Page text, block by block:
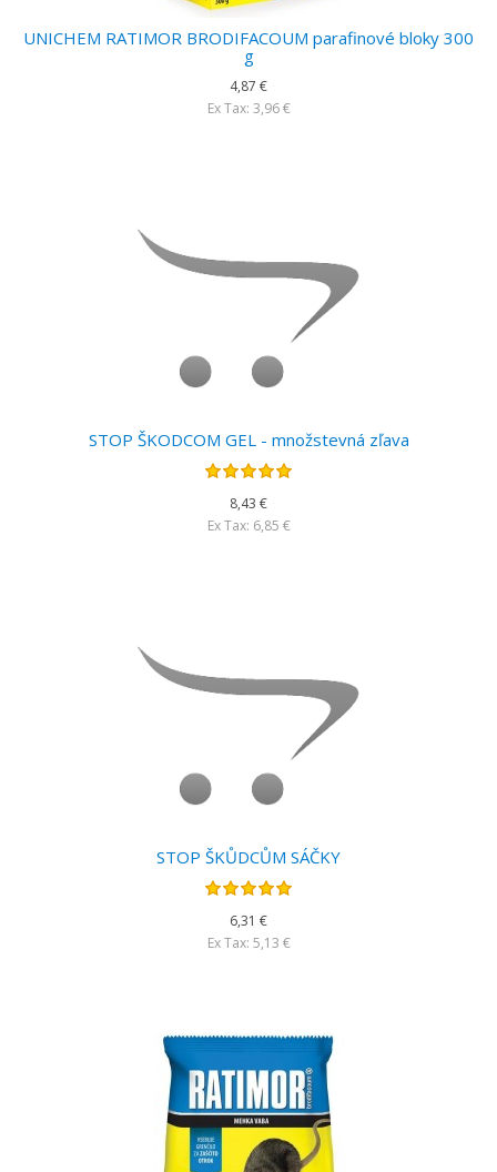
UNICHEM RATIMOR BRODIFACOUM parafinové bloky 300
g
4,87 €
Ex Tax: 3,96 €
STOP ŠKODCOM GEL - množstevná zľava
8,43 €
Ex Tax: 6,85 €
STOP ŠKŮDCŮM SÁČKY
6,31 €
Ex Tax: 5,13 €